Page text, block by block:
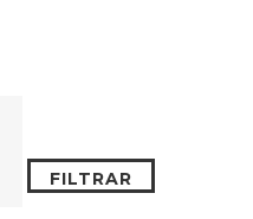
FILTRAR